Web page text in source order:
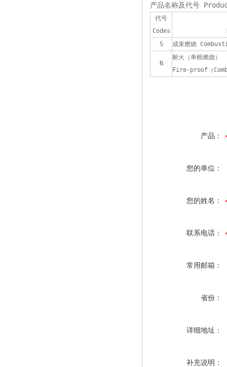
产品名称及代号
代号
Codes
S
成束燃烧
N
耐火（单根燃烧）
Fire-proof（
产品：
您的单位：
您的姓名：
联系电话：
常用邮箱：
省份：
详细地址：
补充说明：